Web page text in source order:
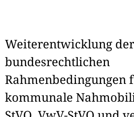
Weiterentwicklung der
bundesrechtlichen
Rahmenbedingungen
kommunale